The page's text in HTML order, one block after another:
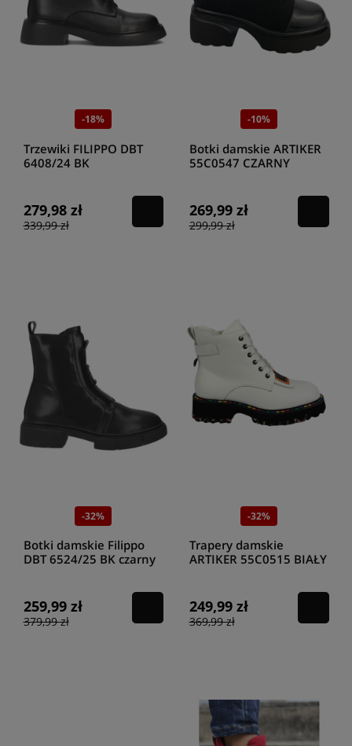
-18%
Trzewiki FILIPPO DBT
6408/24 BK
279,98 zł
339,99 zł
-10%
Botki damskie ARTIKER
55C0547 CZARNY
269,99 zł
299,99 zł
-32%
Botki damskie Filippo
DBT 6524/25 BK czarny
259,99 zł
379,99 zł
-32%
Trapery damskie
ARTIKER 55C0515 BIAŁY
249,99 zł
369,99 zł